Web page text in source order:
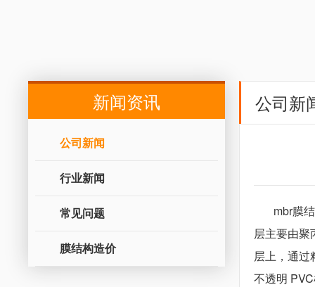
新闻资讯
公司新闻
行业新闻
常见问题
膜结构造价
公司新
mbr膜结
层主要由聚
层上，通过
不透明